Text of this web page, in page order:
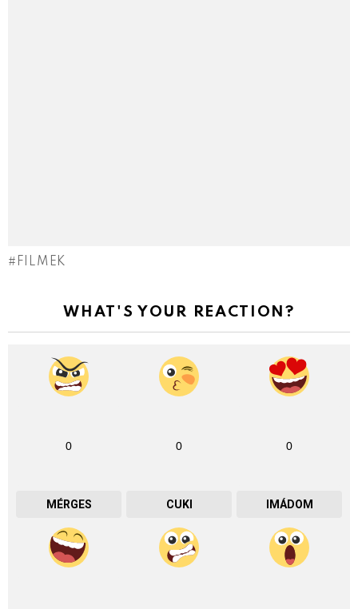
FILMEK
WHAT'S YOUR REACTION?
0
MÉRGES
0
CUKI
0
IMÁDOM